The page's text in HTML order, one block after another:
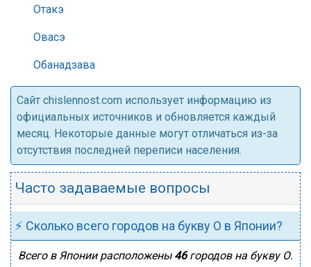
Отакэ
Овасэ
Обанадзава
Cайт chislennost.com использует информацию из
официальных источников и обновляется каждый
месяц. Некоторые данные могут отличаться из-за
отсутствия последней переписи населения.
Часто задаваемые вопросы
⚡ Сколько всего городов на букву О в Японии?
Всего в Японии расположены 46городов на букву О.